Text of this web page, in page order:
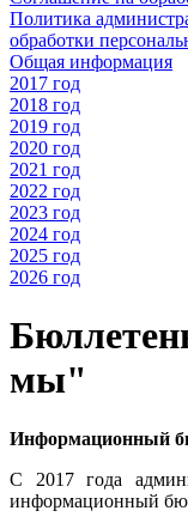
Политика
обработки
Общая информация
2017 год
2018 год
2019 год
2020 год
2021 год
2022 год
2023 год
2024 год
2025 год
2026 год
мы"
Информационный
С 2017 года
информационный